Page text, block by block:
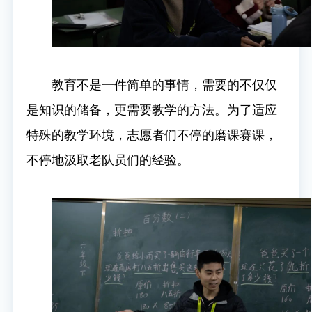
教育不是一件简单的事情，需要的不仅仅
是知识的储备，更需要教学的方法。为了适应
特殊的教学环境，志愿者们不停的磨课赛课，
不停地汲取老队员们的经验。